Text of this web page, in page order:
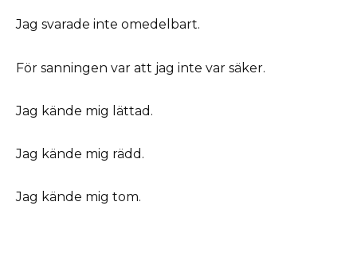
Jag svarade inte omedelbart.
För sanningen var att jag inte var säker.
Jag kände mig lättad.
Jag kände mig rädd.
Jag kände mig tom.